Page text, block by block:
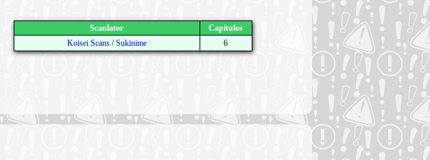
Scanlator
Capítulos
Koisei Scans/Sukinime 6